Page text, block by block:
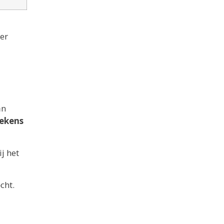
het